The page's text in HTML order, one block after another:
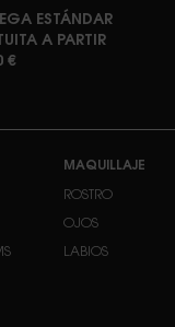
ESTÁNDAR
A PARTIR
€
MAQUILLAJE
ROSTRO
OJOS
LABIOS